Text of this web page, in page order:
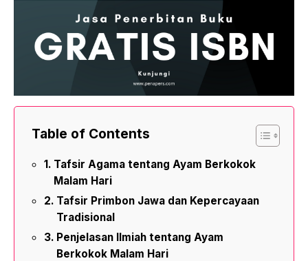
Table of Contents
Tafsir Agama tentang Ayam Berkokok
Malam Hari
Tafsir Primbon Jawa dan Kepercayaan
Tradisional
Penjelasan Ilmiah tentang Ayam
Berkokok Malam Hari